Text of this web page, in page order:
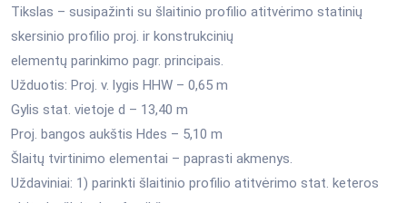
Tikslas – susipažinti su šlaitinio profilio atitvėrimo statinių
skersinio profilio proj. ir konstrukcinių
elementų parinkimo pagr. principais.
Užduotis: Proj. v. lygis HHW – 0,65 m
Gylis stat. vietoje d – 13,40 m
Proj. bangos aukštis Hdes – 5,10 m
Šlaitų tvirtinimo elementai – paprasti akmenys.
Uždaviniai: 1) parinkti šlaitinio profilio atitvėrimo stat. keteros